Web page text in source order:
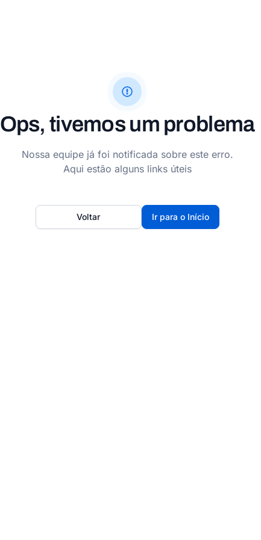
Ops, tivemos um problema
Nossa equipe já foi notificada sobre este erro.
Aqui estão alguns links úteis
Ir para o Início
Voltar